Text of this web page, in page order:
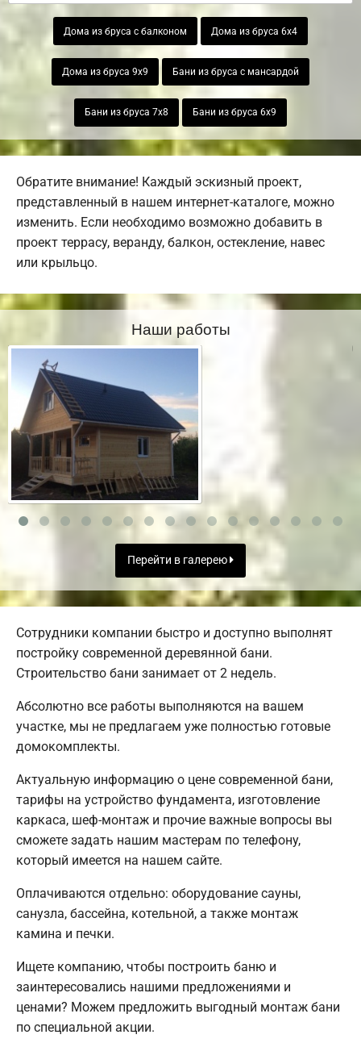
Дома из бруса с балконом Дома из бруса 6х4
Дома из бруса 9х9 Бани из бруса с мансардой
Бани из бруса 7х8 Бани из бруса 6х9
Обратите внимание! Каждый эскизный проект,
представленный в нашем интернет-каталоге, можно
изменить. Если необходимо возможно добавить в
проект террасу, веранду, балкон, остекление, навес
или крыльцо.
Наши работы
Перейти в галерею
Сотрудники компании быстро и доступно выполнят
постройку современной деревянной бани.
Строительство бани занимает от 2 недель.
Абсолютно все работы выполняются на вашем
участке, мы не предлагаем уже полностью готовые
домокомплекты.
Актуальную информацию о цене современной бани,
тарифы на устройство фундамента, изготовление
каркаса, шеф-монтаж и прочие важные вопросы вы
сможете задать нашим мастерам по телефону,
который имеется на нашем сайте.
Оплачиваются отдельно: оборудование сауны,
санузла, бассейна, котельной, а также монтаж
камина и печки.
Ищете компанию, чтобы построить баню и
заинтересовались нашими предложениями и
ценами? Можем предложить выгодный монтаж бани
по специальной акции.